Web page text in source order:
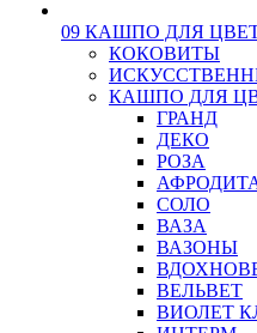
09 КАШПО ДЛЯ
КОКОВИТЫ
КАШПО ДЛЯ
ГРАНД
ДЕКО
РОЗА
СОЛО
ВАЗА
ВАЗОНЫ
ВЕЛЬВЕТ
ВИОЛЕТ